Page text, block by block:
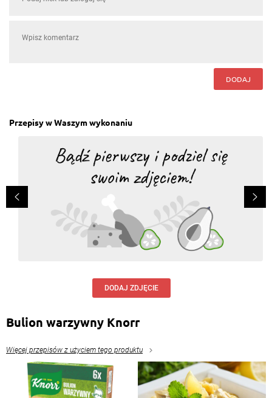
DODAJ
Przepisy w Waszym wykonaniu
DODAJ ZDJĘCIE
Bulion warzywny Knorr
Więcej przepisów z użyciem tego produktu